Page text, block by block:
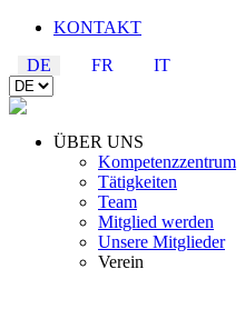
KONTAKT
DE
FR IT
ÜBER UNS
Kompetenzzentrum
Tätigkeiten
Team
Mitglied werden
Unsere Mitglieder
Verein